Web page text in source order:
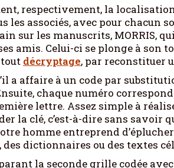
respectivement, la
les associés, avec pour chacun
sur les manuscrits, MORRIS,
amis. Celui-ci se plonge à son
décryptage, par reconstituer
a affaire à un code par
chaque numéro
lettre. Assez simple à
la clé, c’est-à-dire sans savoir
homme entreprend
dictionnaires ou des textes
la seconde grille codée